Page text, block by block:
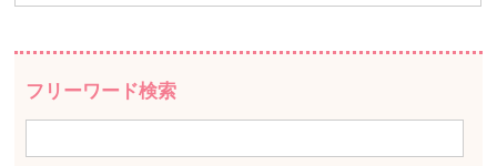
フリーワード検索